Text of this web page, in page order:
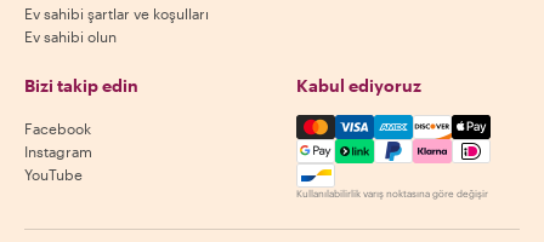
Ev sahibi şartlar ve koşulları
Ev sahibi olun
Bizi takip edin
Facebook
Instagram
YouTube
Kabul ediyoruz
Mastercard, Visa, Amex,
Kullanılabilirlik varış noktasına göre değişir